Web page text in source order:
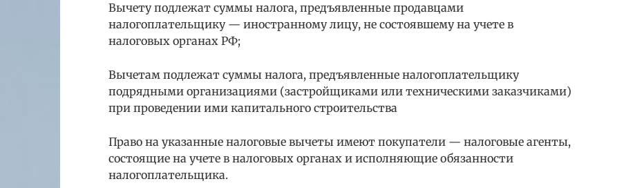
Вычету подлежат суммы налога, предъявленные продавцами
налогоплательщику — иностранному лицу, не состоявшему на учете в
налоговых органах РФ;
Вычетам подлежат суммы налога, предъявленные налогоплательщику
подрядными организациями (застройщиками или техническими заказчиками)
при проведении ими капитального строительства
Право на указанные налоговые вычеты имеют покупатели — налоговые агенты,
состоящие на учете в налоговых органах и исполняющие обязанности
налогоплательщика.